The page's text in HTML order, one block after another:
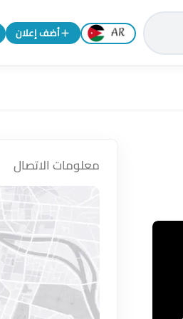
تغيير اللغة إلى الإنجليزية
أضف إعلان
معلومات الاتصال